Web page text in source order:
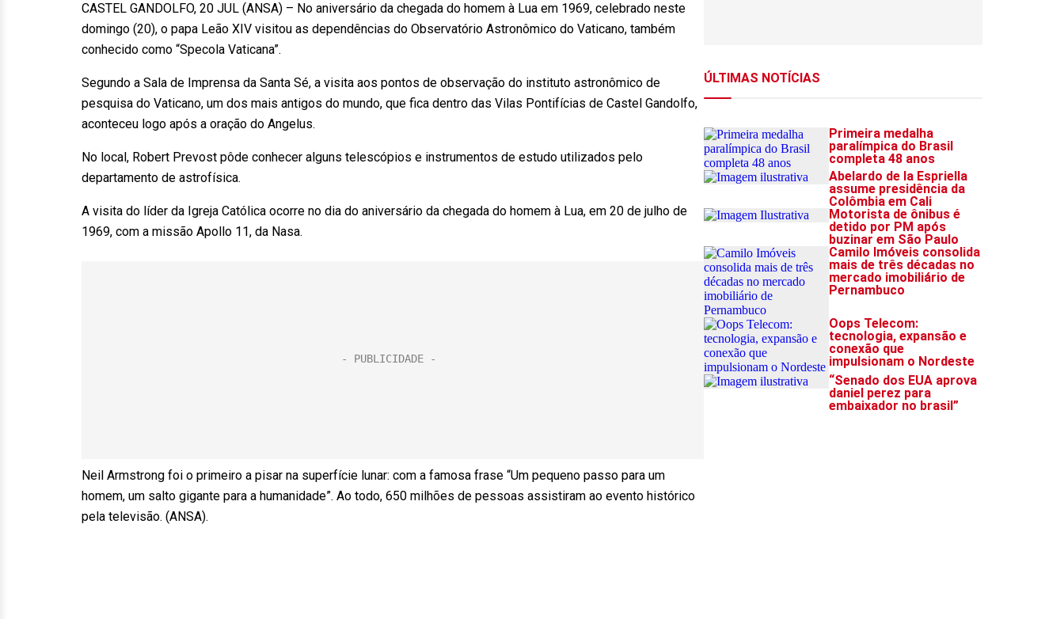
CASTEL GANDOLFO, 20 JUL (ANSA) – No aniversário da chegada do homem à Lua em 1969, celebrado neste
domingo (20), o papa Leão XIV visitou as dependências do Observatório Astronômico do Vaticano, também
conhecido como “Specola Vaticana”.
Segundo a Sala de Imprensa da Santa Sé, a visita aos pontos de observação do instituto astronômico de
pesquisa do Vaticano, um dos mais antigos do mundo, que fica dentro das Vilas Pontifícias de Castel Gandolfo,
aconteceu logo após a oração do Angelus.
No local, Robert Prevost pôde conhecer alguns telescópios e instrumentos de estudo utilizados pelo
departamento de astrofísica.
A visita do líder da Igreja Católica ocorre no dia do aniversário da chegada do homem à Lua, em 20 de julho de
1969, com a missão Apollo 11, da Nasa.
Neil Armstrong foi o primeiro a pisar na superfície lunar: com a famosa frase “Um pequeno passo para um
homem, um salto gigante para a humanidade”. Ao todo, 650 milhões de pessoas assistiram ao evento histórico
pela televisão. (ANSA).